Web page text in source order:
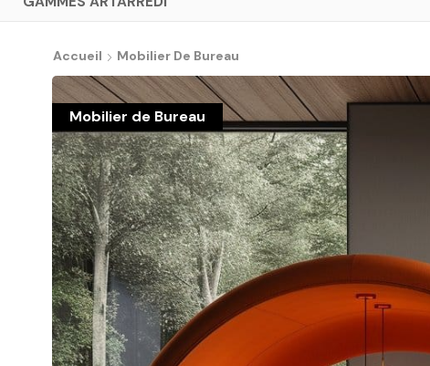
Accueil Mobilier De Bureau
Mobilier de Bureau